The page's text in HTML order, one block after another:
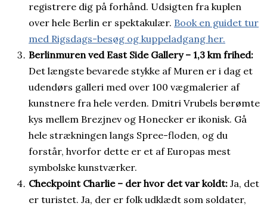
registrere dig på forhånd. Udsigten fra kuplen
over hele Berlin er spektakulær. Book en guidet tur
med Rigsdags-besøg og kuppeladgang her.
Berlinmuren ved East Side Gallery – 1,3 km frihed:
Det længste bevarede stykke af Muren er i dag et
udendørs galleri med over 100 vægmalerier af
kunstnere fra hele verden. Dmitri Vrubels berømte
kys mellem Brezjnev og Honecker er ikonisk. Gå
hele strækningen langs Spree-floden, og du
forstår, hvorfor dette er et af Europas mest
symbolske kunstværker.
Checkpoint Charlie – der hvor det var koldt: Ja, det
er turistet. Ja, der er folk udklædt som soldater,